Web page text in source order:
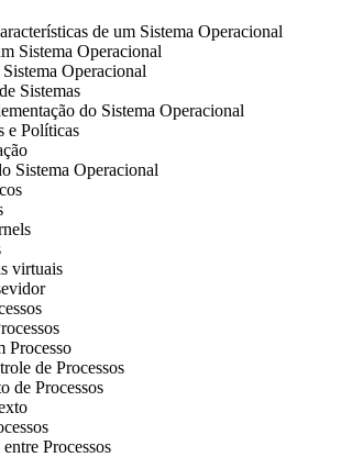
de um Sistema Operacional
Operacional
Operacional
do Sistema Operacional
Políticas
Operacional
de Processos
Processos
Processos